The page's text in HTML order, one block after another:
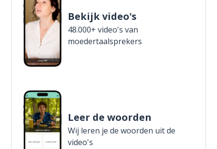
Bekijk video's
48.000+ video's van
moedertaalsprekers
Leer de woorden
Wij leren je de woorden uit de
video's